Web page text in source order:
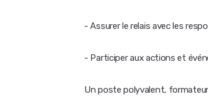
- Assurer le relais avec les
- Participer aux actions et
Un poste polyvalent,